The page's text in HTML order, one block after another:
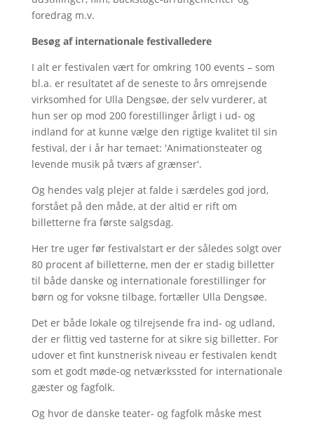
foredrag m.v.
Besøg af internationale festivalledere
I alt er festivalen vært for omkring 100 events – som
bl.a. er resultatet af de seneste to års omrejsende
virksomhed for Ulla Dengsøe, der selv vurderer, at
hun ser op mod 200 forestillinger årligt i ud- og
indland for at kunne vælge den rigtige kvalitet til sin
festival, der i år har temaet: 'Animationsteater og
levende musik på tværs af grænser'.
Og hendes valg plejer at falde i særdeles god jord,
forstået på den måde, at der altid er rift om
billetterne fra første salgsdag.
Her tre uger før festivalstart er der således solgt over
80 procent af billetterne, men der er stadig billetter
til både danske og internationale forestillinger for
børn og for voksne tilbage, fortæller Ulla Dengsøe.
Det er både lokale og tilrejsende fra ind- og udland,
der er flittig ved tasterne for at sikre sig billetter. For
udover et fint kunstnerisk niveau er festivalen kendt
som et godt møde-og netværkssted for internationale
gæster og fagfolk.
Og hvor de danske teater- og fagfolk måske mest